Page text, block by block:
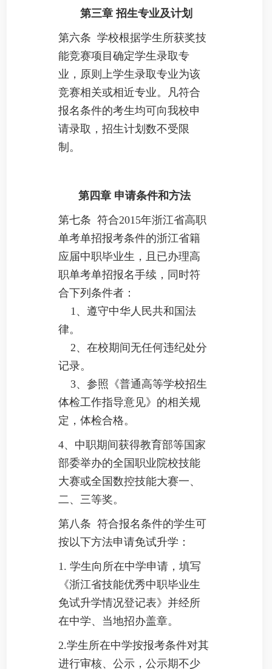
第三章 招生专业及计划
第六条 学校根据学生所获奖技
能竞赛项目确定学生录取专
业，原则上学生录取专业为该
竞赛相关或相近专业。凡符合
报名条件的考生均可向我校申
请录取，招生计划数不受限
制。
第四章 申请条件和方法
第七条 符合2015年浙江省高职
单考单招报考条件的浙江省籍
应届中职毕业生，且已办理高
职单考单招报名手续，同时符
合下列条件者：
1、遵守中华人民共和国法
律。
2、在校期间无任何违纪处分
记录。
3、参照《普通高等学校招生
体检工作指导意见》的相关规
定，体检合格。
4、中职期间获得教育部等国家
部委举办的全国职业院校技能
大赛或全国数控技能大赛一、
二、三等奖。
第八条 符合报名条件的学生可
按以下方法申请免试升学：
1. 学生向所在中学申请，填写
《浙江省技能优秀中职毕业生
免试升学情况登记表》并经所
在中学、当地招办盖章。
2.学生所在中学按报考条件对其
进行审核、公示，公示期不少